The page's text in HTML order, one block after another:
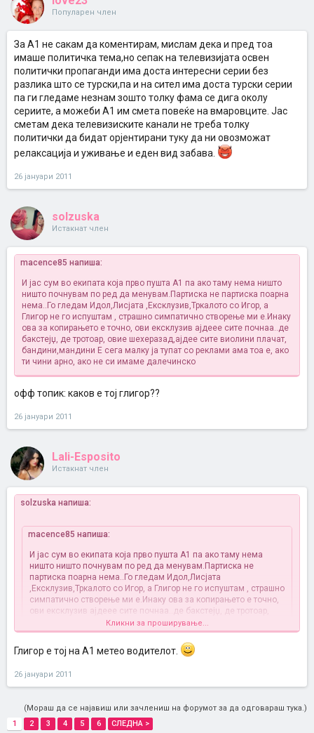
Популарен член
За А1 не сакам да коментирам, мислам дека и пред тоа
имаше политичка тема,но сепак на телевизијата освен
политички пропаганди има доста интересни серии без
разлика што се турски,па и на сител има доста турски серии
па ги гледаме незнам зошто толку фама се дига околу
сериите, а можеби А1 им смета повеќе на вмаровците. Јас
сметам дека телевизиските канали не треба толку
политички да бидат орјентирани туку да ни овозможат
релаксација и уживање и еден вид забава.
26 јануари 2011
solzuska
Истакнат член
macence85 напиша:
И јас сум во екипата која прво пушта А1 па ако таму нема ништо
ништо почнувам по ред да менувам.Партиска не партиска поарна
нема..Го гледам Идол,Лисјата ,Ексклузив,Тркалото со Игор, а
Глигор не го испуштам , страшно симпатично створење ми е.Инаку
ова за копирањето е точно, ови ексклузив ајдеее сите почнаа..де
бакстејџ, де тротоар, овие шехеразад,ајдее сите виолини плачат,
бандини,мандини Е сега малку ја тупат со реклами ама тоа е, ако
ти чини арно, ако не си имаме далечинско
офф топик: каков е тој глигор??
26 јануари 2011
Lali-Esposito
Истакнат член
solzuska напиша:
macence85 напиша:
И јас сум во екипата која прво пушта А1 па ако таму нема
ништо ништо почнувам по ред да менувам.Партиска не
партиска поарна нема..Го гледам Идол,Лисјата
,Ексклузив,Тркалото со Игор, а Глигор не го испуштам , страшно
симпатично створење ми е.Инаку ова за копирањето е точно,
ови ексклузив ајдеее сите почнаа..де бакстејџ, де тротоар,
овие шехеразад,ајдее сите виолини плачат, бандини,мандини
Е сега малку ја тупат со реклами ама тоа е, ако ти чини арно,
ако не си имаме далечинско
офф топик: каков е тој глигор??
Кликни за проширување...
Глигор е тој на А1 метео водителот.
26 јануари 2011
(Мораш да се најавиш или зачлениш на форумот за да одговараш тука.)
1
2 3 4 5 6 СЛЕДНА >